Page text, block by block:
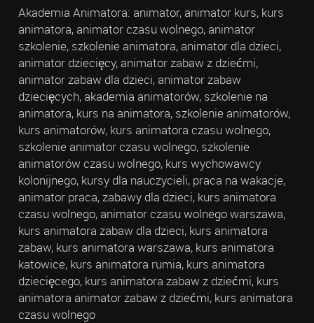
Akademia Animatora: animator, animator kurs, kurs
animatora, animator czasu wolnego, animator
szkolenie, szkolenie animatora, animator dla dzieci,
animator dziecięcy, animator zabaw z dziećmi,
animator zabaw dla dzieci, animator zabaw
dziecięcych, akademia animatorów, szkolenie na
animatora, kurs na animatora, szkolenie animatorów,
kurs animatorów, kurs animatora czasu wolnego,
szkolenie animator czasu wolnego, szkolenie
animatorów czasu wolnego, kurs wychowawcy
kolonijnego, kursy dla nauczycieli, praca na wakacje,
animator praca, zabawy dla dzieci, kurs animatora
czasu wolnego, animator czasu wolnego warszawa,
kurs animatora zabaw dla dzieci, kurs animatora
zabaw, kurs animatora warszawa, kurs animatora
katowice, kurs animatora rumia, kurs animatora
dziecięcego, kurs animatora zabaw z dziećmi, kurs
animatora animator zabaw z dziećmi, kurs animatora
czasu wolnego